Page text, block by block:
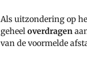
Als uitzondering op
geheel overdragen
van de voormelde